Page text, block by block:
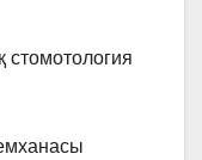
стомотология